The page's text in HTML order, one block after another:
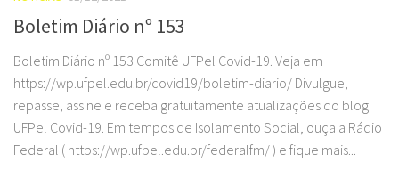
Boletim Diário nº 153
Boletim Diário nº 153 Comitê UFPel Covid-19. Veja em
https://wp.ufpel.edu.br/covid19/boletim-diario/ Divulgue,
repasse, assine e receba gratuitamente atualizações do blog
UFPel Covid-19. Em tempos de Isolamento Social, ouça a Rádio
Federal ( https://wp.ufpel.edu.br/federalfm/ ) e fique mais...